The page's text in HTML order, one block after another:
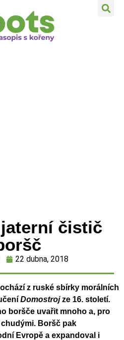
čistič
22 dubna, 2018
z ruské sbírky morálních
Domostrojze 16. století.
boršče uvařit mnoho a, pro
Boršč pak
Evropě a expandoval i